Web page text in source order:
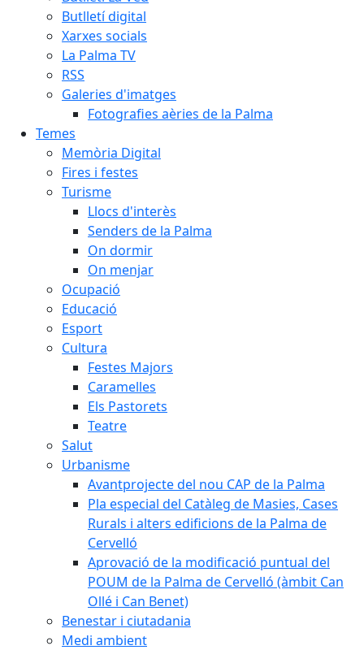
Butlletí digital
Xarxes socials
La Palma TV
RSS
Galeries d'imatges
Fotografies aèries de la Palma
Temes
Memòria Digital
Fires i festes
Turisme
Llocs d'interès
Senders de la Palma
On dormir
On menjar
Ocupació
Educació
Esport
Cultura
Festes Majors
Caramelles
Els Pastorets
Teatre
Salut
Urbanisme
Avantprojecte del nou CAP de la Palma
Pla especial del Catàleg de Masies, Cases
Rurals i alters edificions de la Palma de
Cervelló
Aprovació de la modificació puntual del
POUM de la Palma de Cervelló (àmbit Can
Ollé i Can Benet)
Benestar i ciutadania
Medi ambient